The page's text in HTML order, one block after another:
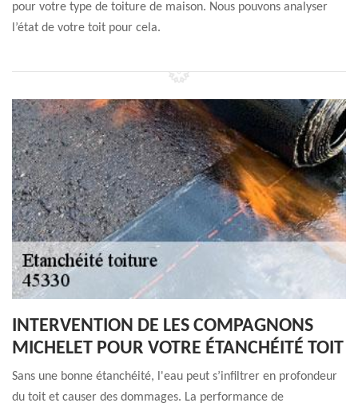
pour votre type de toiture de maison. Nous pouvons analyser
l’état de votre toit pour cela.
INTERVENTION DE LES COMPAGNONS
MICHELET POUR VOTRE ÉTANCHÉITÉ TOIT
Sans une bonne étanchéité, l'eau peut s’infiltrer en profondeur
du toit et causer des dommages. La performance de